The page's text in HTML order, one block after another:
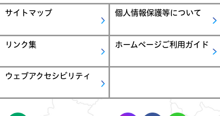
サイトマップ 個人情報保護等について
リンク集 ホームページご利用ガイド
ウェブアクセシビリティ